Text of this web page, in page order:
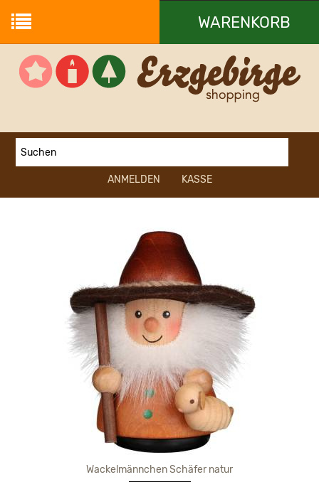
WARENKORB
Ihr Warenkorb ist leer.
ANMELDEN KASSE
Wackelmännchen Schäfer natur